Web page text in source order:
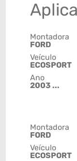
Montadora
FORD
Veículo
ECOSPORT
Ano
2003 ...
Montadora
FORD
Veículo
ECOSPORT